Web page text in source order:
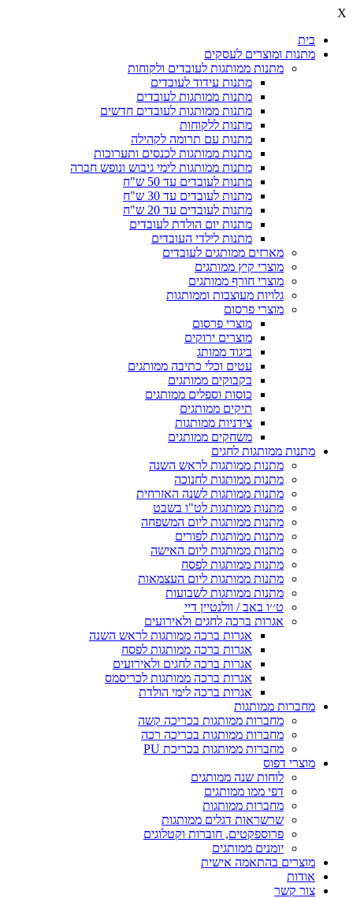
X
בית
מתנות ומוצרים לעסקים
מתנות ממותגות לעובדים ולקוחות
מתנות עידוד לעובדים
מתנות ממותגות לעובדים
מתנות ממותגות לעובדים חדשים
מתנות ללקוחות
מתנות עם תרומה לקהילה
מתנות ממותגות לכנסים ותערוכות
מתנות ממותגות לימי גיבוש ונופש חברה
מתנות לעובדים עד 50 ש"ח
מתנות לעובדים עד 30 ש"ח
מתנות לעובדים עד 20 ש"ח
מתנות יום הולדת לעובדים
מתנות לילדי העובדים
מארזים ממותגים לעובדים
מוצרי קיץ ממותגים
מוצרי חורף ממותגים
גלויות מעוצבות וממותגות
מוצרי פרסום
מוצרי פרסום
מוצרים ירוקים
ביגוד ממותג
עטים וכלי כתיבה ממותגים
בקבוקים ממותגים
כוסות וספלים ממותגים
תיקים ממותגים
צידניות ממותגות
משחקים ממותגים
מתנות ממותגות לחגים
מתנות ממותגות לראש השנה
מתנות ממותגות לחנוכה
מתנות ממותגות לשנה האזרחית
מתנות ממותגות לט"ו בשבט
מתנות ממותגות ליום המשפחה
מתנות ממותגות לפורים
מתנות ממותגות ליום האישה
מתנות ממותגות לפסח
מתנות ממותגות ליום העצמאות
מתנות ממותגות לשבועות
ט׳׳ו באב / וולנטיין דיי
אגרות ברכה לחגים ולאירועים
אגרות ברכה ממותגות לראש השנה
אגרות ברכה ממותגות לפסח
אגרות ברכה לחגים ולאירועים
אגרות ברכה ממותגות לכריסמס
אגרות ברכה לימי הולדת
מחברות ממותגות
מחברות ממותגות בכריכה קשה
מחברות ממותגות בכריכה רכה
מחברות ממותגות בכריכת PU
מוצרי דפוס
לוחות שנה ממותגים
דפי ממו ממותגים
מחברות ממותגות
שרשראות דגלים ממותגות
פרוספקטים, חוברות וקטלוגים
יומנים ממותגים
מוצרים בהתאמה אישית
אודות
צור קשר